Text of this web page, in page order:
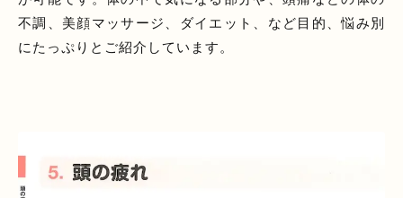
不調、美顔マッサージ、ダイエット、など目的、悩み別
にたっぷりとご紹介しています。